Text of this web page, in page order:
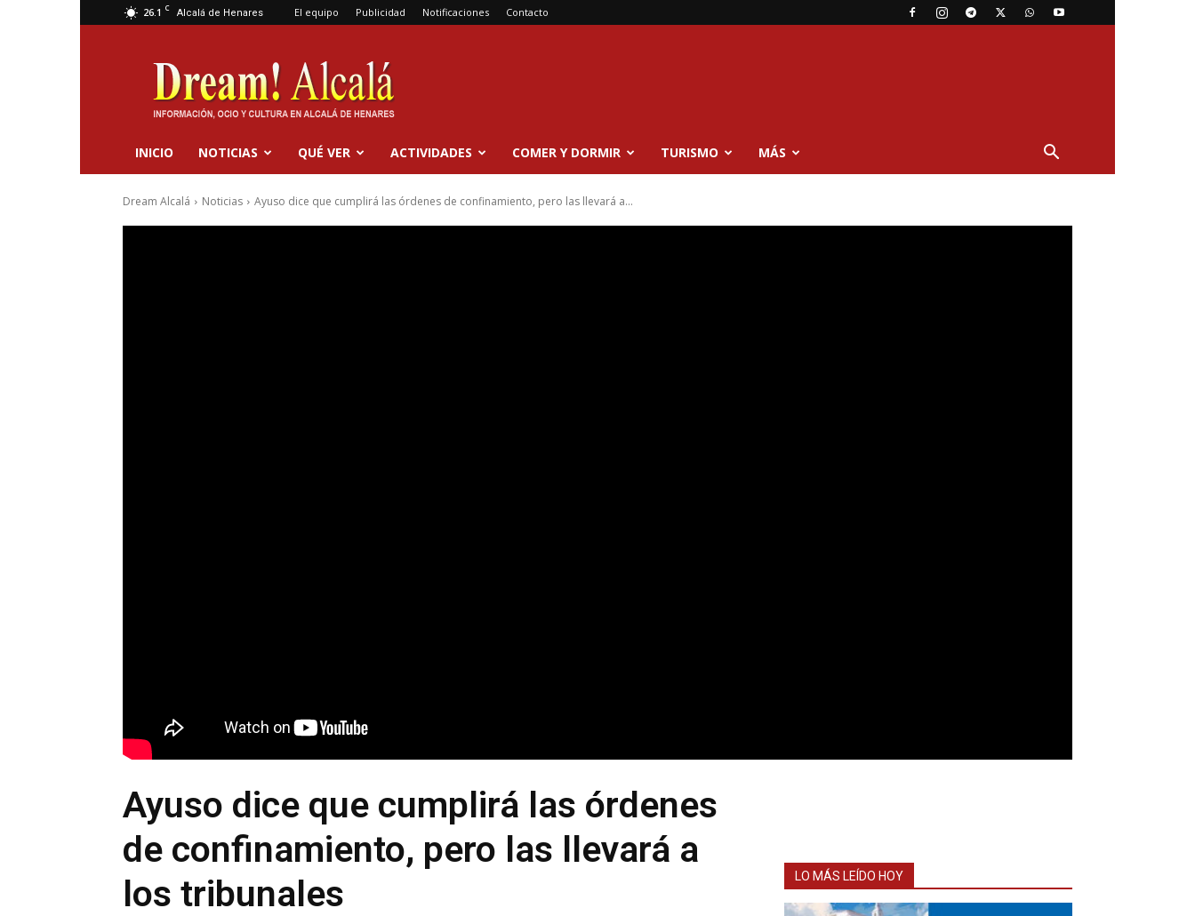
26.1 C Alcalá de Henares El equipo Publicidad Notificaciones Contacto
Dream
Alcalá
INICIO NOTICIAS QUÉ VER ACTIVIDADES COMER Y DORMIR TURISMO MÁS
Dream Alcalá Noticias Ayuso dice que cumplirá las órdenes de confinamiento, pero las llevará a...
Ayuso dice que cumplirá las órdenes
de confinamiento, pero las llevará a
los tribunales
LO MÁS LEÍDO HOY